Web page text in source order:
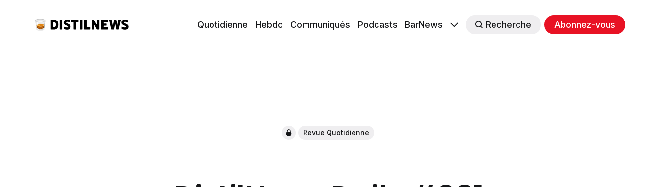
Quotidienne Hebdo Communiqués Podcasts BarNews Recherche Abonnez-vous
Revue Quotidienne